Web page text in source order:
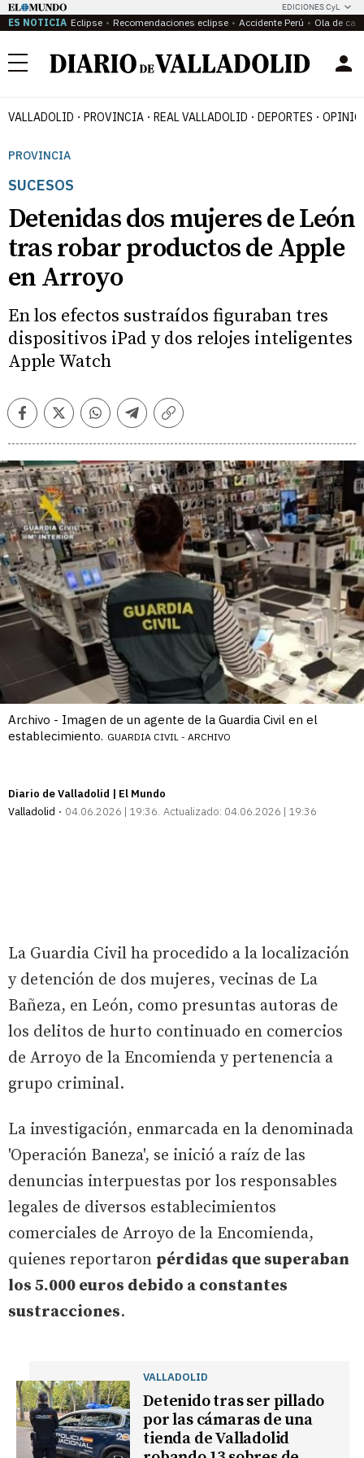
EDICIONES CyL
ES NOTICIA Eclipse Recomendaciones eclipse Accidente Perú Ola de
Menú
VALLADOLID PROVINCIA REAL VALLADOLID DEPORTES
PROVINCIA
SUCESOS
Detenidas dos mujeres de León
tras robar productos de Apple
en Arroyo
En los efectos sustraídos figuraban tres
dispositivos iPad y dos relojes inteligentes
Apple Watch
FacebookTwitterWhatsappTelegramCopiar
Archivo - Imagen de un agente de la Guardia Civil en el
establecimiento. GUARDIA CIVIL - ARCHIVO
Diario de Valladolid | El Mundo
Valladolid
04.06.2026 | 19:36 Actualizado: 04.06.2026 | 19:36
La Guardia Civil ha procedido a la localización
y detención de dos mujeres, vecinas de La
Bañeza, en León, como presuntas autoras de
los delitos de hurto continuado en comercios
de Arroyo de la Encomienda y pertenencia a
grupo criminal.
La investigación, enmarcada en la denominada
'Operación Baneza', se inició a raíz de las
denuncias interpuestas por los responsables
legales de diversos establecimientos
comerciales de Arroyo de la Encomienda,
quienes reportaron pérdidas que superaban
los 5.000 euros debido a constantes
sustracciones.
VALLADOLID
Detenido tras ser pillado
por las cámaras de una
tienda de Valladolid